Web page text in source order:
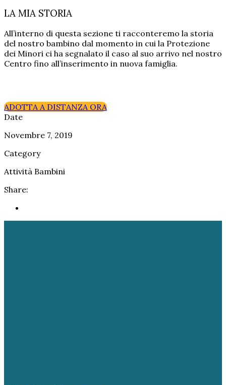
LA MIA STORIA
All’interno di questa sezione ti racconteremo la storia
del nostro bambino dal momento in cui la Protezione
dei Minori ci ha segnalato il caso al suo arrivo nel nostro
Centro fino all’inserimento in nuova famiglia.
ADOTTA A DISTANZA ORA
Date
Novembre 7, 2019
Category
Attività Bambini
Share: